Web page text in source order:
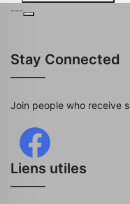
---
Stay Connected
Join people who receive
Liens utiles